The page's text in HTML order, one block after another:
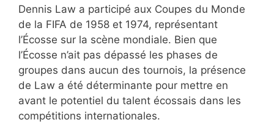
Dennis Law a participé aux Coupes du Monde
de la FIFA de 1958 et 1974, représentant
l’Écosse sur la scène mondiale. Bien que
l’Écosse n’ait pas dépassé les phases de
groupes dans aucun des tournois, la présence
de Law a été déterminante pour mettre en
avant le potentiel du talent écossais dans les
compétitions internationales.